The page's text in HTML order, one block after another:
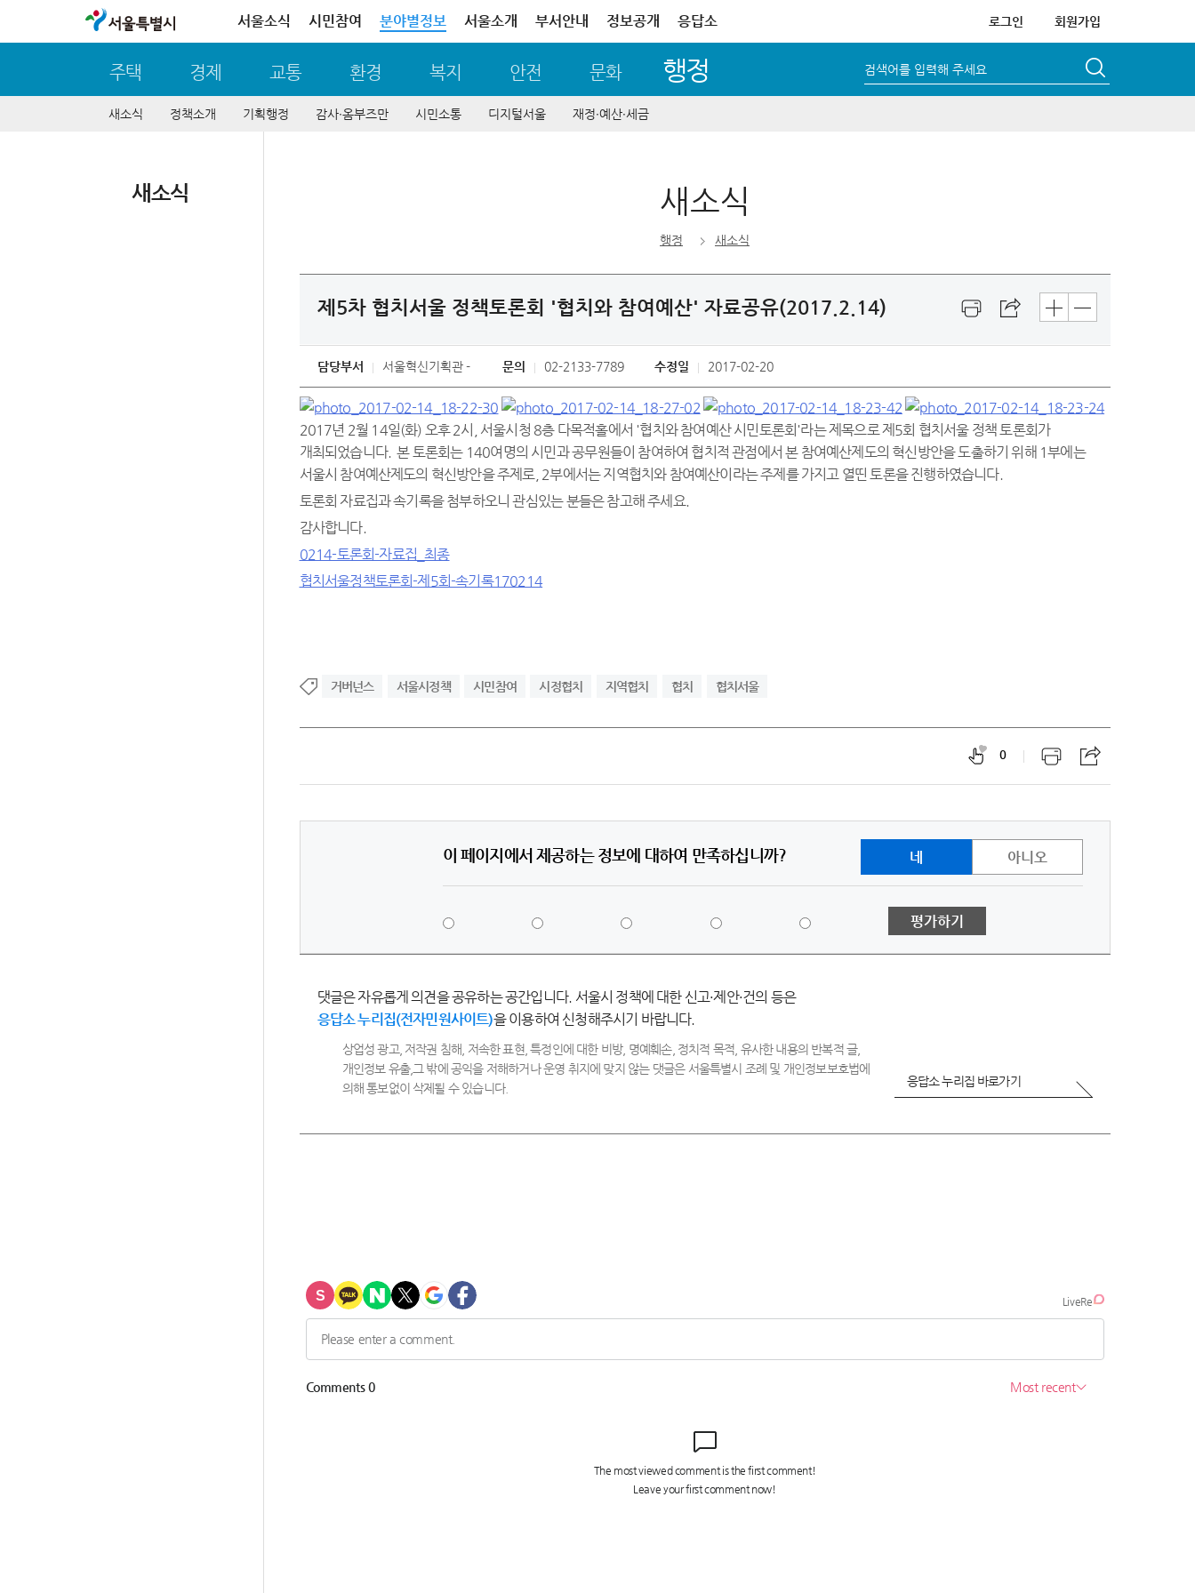
서울특별시 서울소식 시민참여 분야별정보 서울소개 부서안내 정보공개 응답소 로그인 회원가입
주택 경제 교통 환경 복지 안전 문화 행정 검색어를 입력해 주세요
새소식 정책소개 기획행정 감사∙옴부즈만 시민소통 디지털서울 재정∙예산∙세금
새소식 새소식
행정 새소식
제5차 협치서울 정책토론회 '협치와 참여예산' 자료공유(2017.2.14)
담당부서 서울혁신기획관 문의 02-2133-7789 수정일 2017-02-20
2017년 2월 14일(화) 오후 2시, 서울시청 8층 다목적홀에서 '협치와 참여예산 시민토론회'라는 제목으로 제5회 협치서울 정책 토론회가
개최되었습니다. 본 토론회는 140여명의 시민과 공무원들이 참여하여 협치적 관점에서 본 참여예산제도의 혁신방안을 도출하기 위해 1부에는
서울시 참여예산제도의 혁신방안을 주제로, 2부에서는 지역협치와 참여예산이라는 주제를 가지고 열띤 토론을 진행하였습니다.
토론회 자료집과 속기록을 첨부하오니 관심있는 분들은 참고해 주세요.
감사합니다.
0214-토론회-자료집_최종
협치서울정책토론회-제5회-속기록170214
거버넌스 서울시정책 시민참여 시정협치 지역협치 협치 협치서울
0
이 페이지에서 제공하는 정보에 대하여 만족하십니까? 네 아니오
만
족
족
평가하기
댓글은 자유롭게 의견을 공유하는 공간입니다. 서울시 정책에 대한 신고·제안·건의 등은
응답소 누리집(전자민원사이트)을 이용하여 신청해주시기 바랍니다.
상업성 광고, 저작권 침해, 저속한 표현, 특정인에 대한 비방, 명예훼손, 정치적 목적, 유사한 내용의 반복적 글,
개인정보 유출,그 밖에 공익을 저해하거나 운영 취지에 맞지 않는 댓글은 서울특별시 조례 및 개인정보보호법에
의해 통보없이 삭제될 수 있습니다.
응답소 누리집 바로가기